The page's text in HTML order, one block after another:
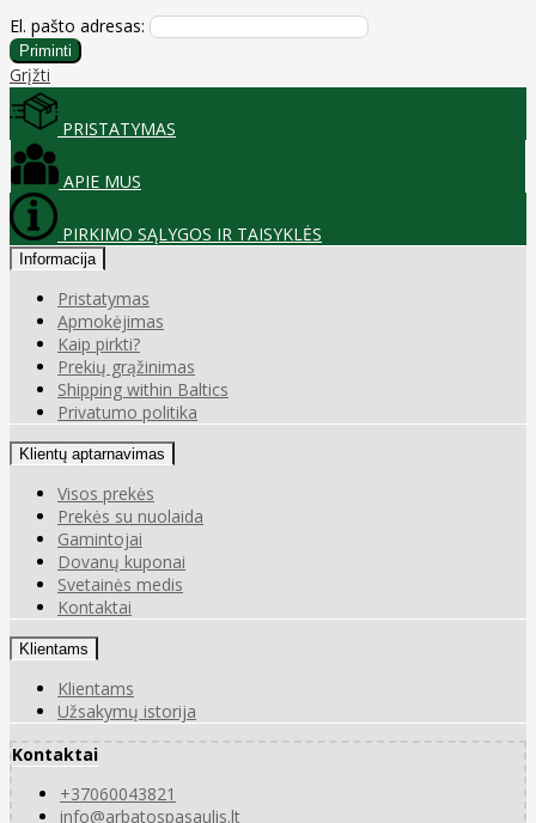
El. pašto adresas:
Grįžti
PRISTATYMAS
APIE MUS
PIRKIMO SĄLYGOS IR TAISYKLĖS
Informacija
Pristatymas
Apmokėjimas
Kaip pirkti?
Prekių grąžinimas
Shipping within Baltics
Privatumo politika
Klientų aptarnavimas
Visos prekės
Prekės su nuolaida
Gamintojai
Dovanų kuponai
Svetainės medis
Kontaktai
Klientams
Klientams
Užsakymų istorija
Kontaktai
+37060043821
info@arbatospasaulis.lt